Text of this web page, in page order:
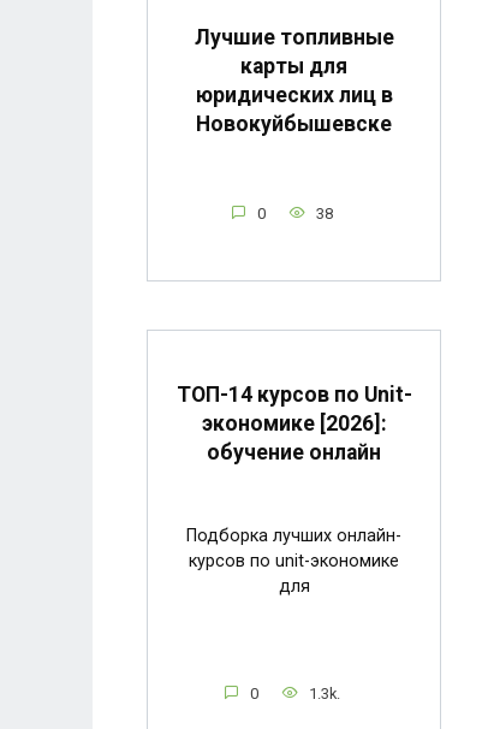
Лучшие топливные
карты для
юридических лиц в
Новокуйбышевске
0 38
ТОП-14 курсов по Unit-
экономике [2026]:
обучение онлайн
Подборка лучших онлайн-
курсов по unit-экономике
для
0 1.3k.